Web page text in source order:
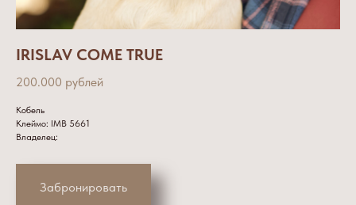
IRISLAV COME TRUE
200.000 рублей
Кобель
Клеймо: IMB 5661
Владелец:
Забронировать